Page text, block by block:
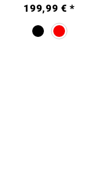
199,99 € *